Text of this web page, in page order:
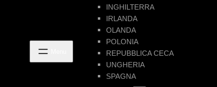
INGHILTERRA
IRLANDA
OLANDA
POLONIA
REPUBBLICA CECA
UNGHERIA
SPAGNA